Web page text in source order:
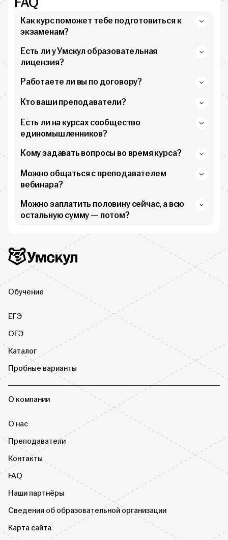
Как курс поможет тебе подготовиться к
экзаменам?
Есть ли у Умскул образовательная
лицензия?
Работаете ли вы по договору?
Кто ваши преподаватели?
Есть ли на курсах сообщество
единомышленников?
Кому задавать вопросы во время курса?
Можно общаться с преподавателем
вебинара?
Можно заплатить половину сейчас, а всю
остальную сумму — потом?
Дополнительная информация
Умскул
Обучение
ЕГЭ
ОГЭ
Каталог
Пробные варианты
О компании
О нас
Преподаватели
Контакты
FAQ
Наши партнёры
Сведения об образовательной организации
Карта сайта